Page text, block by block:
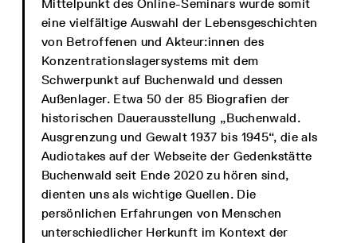
Mittelpunkt des Online-Seminars wurde somit
eine vielfältige Auswahl der Lebensgeschichten
von Betroffenen und Akteur:innen des
Konzentrationslagersystems mit dem
Schwerpunkt auf Buchenwald und dessen
Außenlager. Etwa 50 der 85 Biografien der
historischen Dauerausstellung „Buchenwald.
Ausgrenzung und Gewalt 1937 bis 1945“, die als
Audiotakes auf der Webseite der Gedenkstätte
Buchenwald seit Ende 2020 zu hören sind,
dienten uns als wichtige Quellen. Die
persönlichen Erfahrungen von Menschen
unterschiedlicher Herkunft im Kontext der